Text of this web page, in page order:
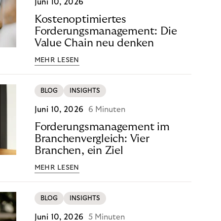
Juni 10, 2026
Kostenoptimiertes
Forderungsmanagement: Die
Value Chain neu denken
MEHR LESEN
BLOG INSIGHTS
Juni 10, 2026 6 Minuten
Forderungsmanagement im
Branchenvergleich: Vier
Branchen, ein Ziel
MEHR LESEN
BLOG INSIGHTS
Juni 10, 2026 5 Minuten